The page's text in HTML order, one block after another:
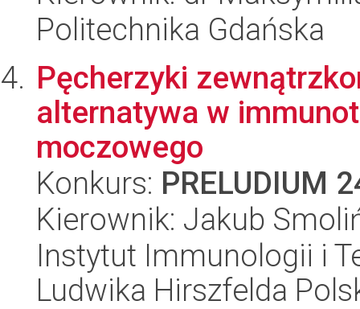
Politechnika Gdańska
Pęcherzyki
alternatywa w
moczowego
Konkurs: PRELUDIUM
Kierownik: Jakub
Instytut Immunologii i
Ludwika Hirszfelda